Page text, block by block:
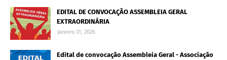
EDITAL DE CONVOCAÇÃO ASSEMBLEIA GERAL
EXTRAORDINÁRIA
Janeiro 31, 2026
Edital de convocação Assembleia Geral - Associação